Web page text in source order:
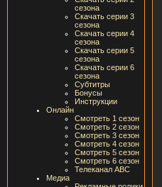
сезона
Скачать серии 3
сезона
Скачать серии 4
сезона
Скачать серии 5
сезона
Скачать серии 6
сезона
Субтитры
Бонусы
Инструкции
Онлайн
Смотреть 1 сезон
Смотреть 2 сезон
Смотреть 3 сезон
Смотреть 4 сезон
Смотреть 5 сезон
Смотреть 6 сезон
Телеканал ABC
Медиа